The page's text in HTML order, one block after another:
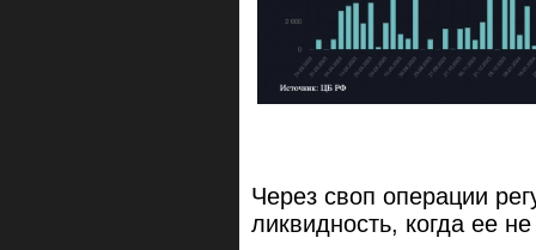
Через своп операции
ликвидность, когда ее